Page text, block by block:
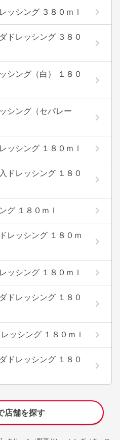
ッシング ３８０ｍｌ
ドレッシング ３８０
シング（白） １８０
シング（セパレー
ッシング １８０ｍｌ
ドレッシング １８０
グ １８０ｍｌ
レッシング １８０ｍ
ッシング １８０ｍｌ
ドレッシング １８０
ッシング １８０ｍｌ
ドレッシング １８０
店舗を探す